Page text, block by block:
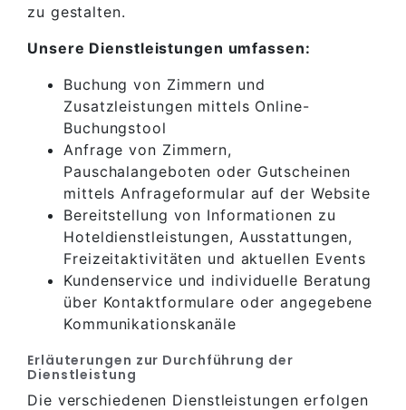
zu gestalten.
Unsere Dienstleistungen umfassen:
Buchung von Zimmern und
Zusatzleistungen mittels Online-
Buchungstool
Anfrage von Zimmern,
Pauschalangeboten oder Gutscheinen
mittels Anfrageformular auf der Website
Bereitstellung von Informationen zu
Hoteldienstleistungen, Ausstattungen,
Freizeitaktivitäten und aktuellen Events
Kundenservice und individuelle Beratung
über Kontaktformulare oder angegebene
Kommunikationskanäle
Erläuterungen zur Durchführung der
Dienstleistung
Die verschiedenen Dienstleistungen erfolgen